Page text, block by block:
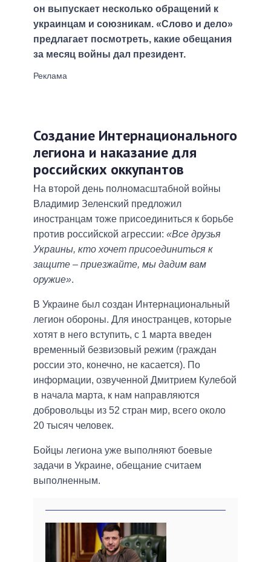
он выпускает несколько обращений к
украинцам и союзникам. «Слово и дело»
предлагает посмотреть, какие обещания
за месяц войны дал президент.
Создание Интернационального
легиона и наказание для
российских оккупантов
На второй день полномасштабной войны
Владимир Зеленский предложил
иностранцам тоже присоединиться к борьбе
против российской агрессии: «Все друзья
Украины, кто хочет присоединиться к
защите – приезжайте, мы дадим вам
оружие».
В Украине был создан Интернациональный
легион обороны. Для иностранцев, которые
хотят в него вступить, с 1 марта введен
временный безвизовый режим (граждан
россии это, конечно, не касается). По
информации, озвученной Дмитрием Кулебой
в начала марта, к нам направляются
добровольцы из 52 стран мир, всего около
20 тысяч человек.
Бойцы легиона уже выполняют боевые
задачи в Украине, обещание считаем
выполненным.